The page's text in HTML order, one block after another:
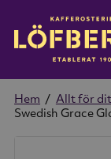
Hem / Allt för
Swedish Grace